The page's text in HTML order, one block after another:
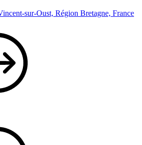
sur-Oust, Région Bretagne, France